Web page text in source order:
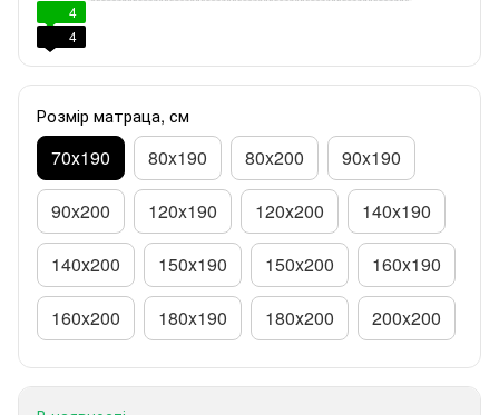
4
4
Розмір матраца, см
70х190 80x190 80x200 90x190
90x200 120x190 120х200 140x190
140х200 150х190 150x200 160x190
160x200 180x190 180х200 200x200